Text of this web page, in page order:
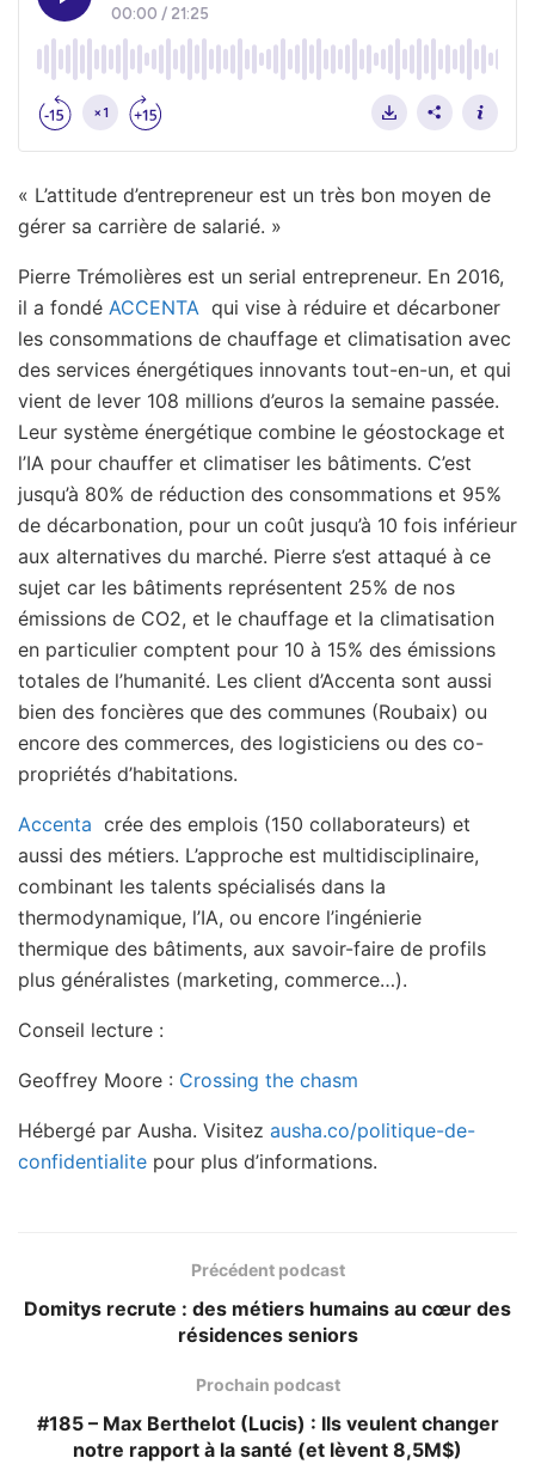
« L’attitude d’entrepreneur est un très bon moyen de
gérer sa carrière de salarié. »
Pierre Trémolières est un serial entrepreneur. En 2016,
il a fondé ACCENTA qui vise à réduire et décarboner
les consommations de chauffage et climatisation avec
des services énergétiques innovants tout-en-un, et qui
vient de lever 108 millions d’euros la semaine passée.
Leur système énergétique combine le géostockage et
l’IA pour chauffer et climatiser les bâtiments. C’est
jusqu’à 80% de réduction des consommations et 95%
de décarbonation, pour un coût jusqu’à 10 fois inférieur
aux alternatives du marché. Pierre s’est attaqué à ce
sujet car les bâtiments représentent 25% de nos
émissions de CO2, et le chauffage et la climatisation
en particulier comptent pour 10 à 15% des émissions
totales de l’humanité. Les client d’Accenta sont aussi
bien des foncières que des communes (Roubaix) ou
encore des commerces, des logisticiens ou des co-
propriétés d’habitations.
Accenta crée des emplois (150 collaborateurs) et
aussi des métiers. L’approche est multidisciplinaire,
combinant les talents spécialisés dans la
thermodynamique, l’IA, ou encore l’ingénierie
thermique des bâtiments, aux savoir-faire de profils
plus généralistes (marketing, commerce…).
Conseil lecture :
Geoffrey Moore : Crossing the chasm
Hébergé par Ausha. Visitez ausha.co/politique-de-
confidentialite pour plus d’informations.
Précédent podcast
Domitys recrute : des métiers humains au cœur des
résidences seniors
Prochain podcast
#185 – Max Berthelot (Lucis) : Ils veulent changer
notre rapport à la santé (et lèvent 8,5M$)